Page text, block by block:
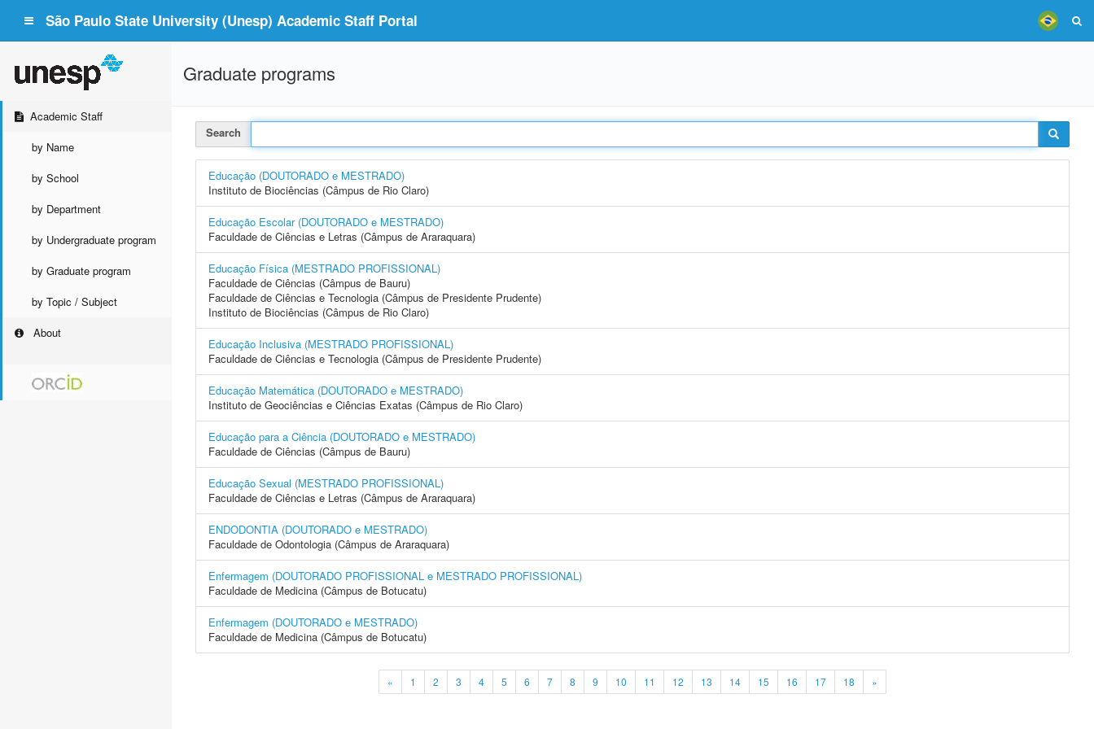
São Paulo State University (Unesp) Academic Staff Portal
Academic Staff
by Name
by School
by Department
by Undergraduate program
by Graduate program
by Topic / Subject
About
Graduate programs
Search
Educação (DOUTORADO e MESTRADO)
Instituto de Biociências (Câmpus de Rio Claro)
Educação Escolar (DOUTORADO e MESTRADO)
Faculdade de Ciências e Letras (Câmpus de Araraquara)
Educação Física (MESTRADO PROFISSIONAL)
Faculdade de Ciências (Câmpus de Bauru)
Faculdade de Ciências e Tecnologia (Câmpus de Presidente Prudente)
Instituto de Biociências (Câmpus de Rio Claro)
Educação Inclusiva (MESTRADO PROFISSIONAL)
Faculdade de Ciências e Tecnologia (Câmpus de Presidente Prudente)
Educação Matemática (DOUTORADO e MESTRADO)
Instituto de Geociências e Ciências Exatas (Câmpus de Rio Claro)
Educação para a Ciência (DOUTORADO e MESTRADO)
Faculdade de Ciências (Câmpus de Bauru)
Educação Sexual (MESTRADO PROFISSIONAL)
Faculdade de Ciências e Letras (Câmpus de Araraquara)
ENDODONTIA (DOUTORADO e MESTRADO)
Faculdade de Odontologia (Câmpus de Araraquara)
Enfermagem (DOUTORADO PROFISSIONAL e MESTRADO PROFISSIONAL)
Faculdade de Medicina (Câmpus de Botucatu)
Enfermagem (DOUTORADO e MESTRADO)
Faculdade de Medicina (Câmpus de Botucatu)
« 1 2 3 4 5 6 7 8 9 10 11 12 13 14 15 16 17 18 »